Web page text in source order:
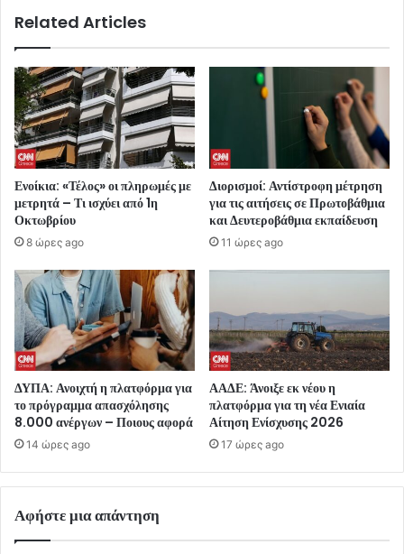
Related Articles
Ενοίκια: «Τέλος» οι πληρωμές με
μετρητά – Τι ισχύει από 1η
Οκτωβρίου
8 ώρες ago
Διορισμοί: Αντίστροφη μέτρηση
για τις αιτήσεις σε Πρωτοβάθμια
και Δευτεροβάθμια εκπαίδευση
11 ώρες ago
ΔΥΠΑ: Ανοιχτή η πλατφόρμα για
το πρόγραμμα απασχόλησης
8.000 ανέργων – Ποιους αφορά
14 ώρες ago
ΑΑΔΕ: Άνοιξε εκ νέου η
πλατφόρμα για τη νέα Ενιαία
Αίτηση Ενίσχυσης 2026
17 ώρες ago
Αφήστε μια απάντηση